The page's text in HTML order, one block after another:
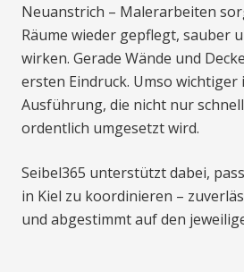
Neuanstrich – Malerarbeiten
Räume wieder gepflegt, sauber
wirken. Gerade Wände und
ersten Eindruck. Umso wichtiger
Ausführung, die nicht nur
ordentlich umgesetzt wird.
Seibel365 unterstützt dabei,
in Kiel zu koordinieren –
und abgestimmt auf den